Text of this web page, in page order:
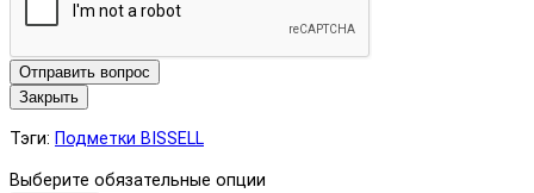
Отправить вопрос
Закрыть
Тэги: Подметки BISSELL
Выберите обязательные опции